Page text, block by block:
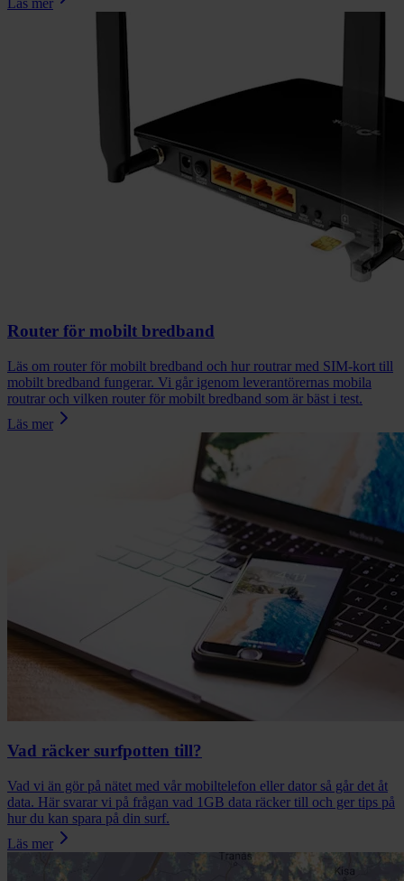
Läs mer
Router för mobilt bredband
Läs om router för mobilt bredband och hur routrar med SIM-kort till
mobilt bredband fungerar. Vi går igenom leverantörernas mobila
routrar och vilken router för mobilt bredband som är bäst i test.
Läs mer
Vad räcker surfpotten till?
Vad vi än gör på nätet med vår mobiltelefon eller dator så går det åt
data. Här svarar vi på frågan vad 1GB data räcker till och ger tips på
hur du kan spara på din surf.
Läs mer